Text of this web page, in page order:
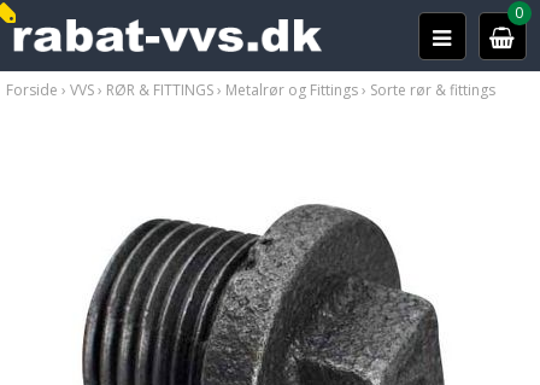
0
Forside › VVS› RØR & FITTINGS› Metalrør og Fittings› Sorte rør & fittings